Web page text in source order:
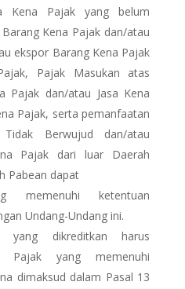
Kena Pajak yang belum
Kena Pajak dan/atau
ekspor Barang Kena Pajak
Pajak Masukan atas
Pajak dan/atau Jasa Kena
Pajak, serta pemanfaatan
Berwujud dan/atau
Pajak dari luar Daerah
Pabean dapat
memenuhi ketentuan
Undang-Undang ini.
yang dikreditkan harus
Pajak yang memenuhi
dimaksud dalam Pasal 13